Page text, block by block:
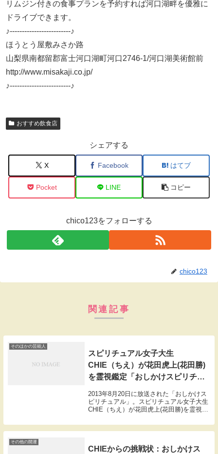
リムジン付きの食事プランを予約すれば河口湖畔を優雅に
ドライブできます。
♪-------------------------♪
ほうとう屋敷みさか路
山梨県南都留郡富士河口湖町河口2746-1/河口湖美術館前
http://www.misakaji.co.jp/
♪-------------------------♪
おすすめ飲食店
シェアする
X Facebook はてブ
Pocket LINE コピー
chico123をフォローする
chico123
関連記事
そのほかの芸能人
スピリチュアル女子大生
CHIE（ちえ）が花田虎上(花田勝)
を霊視鑑定「おしかけスピリチュ
2013年8月20日に放送された「おしかけス
ピリチュアル」。スピリチュアル女子大生
CHIE（ちえ）が花田虎上(花田勝)を霊視鑑
虎上（花田勝）。息子の将来がとにかく心
配という母親の藤田紀子からの依頼。藤...
その他の開運
CHIEからの挑戦状：おしかけス